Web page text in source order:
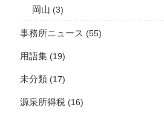
岡山 (3)
事務所ニュース (55)
用語集 (19)
未分類 (17)
源泉所得税 (16)